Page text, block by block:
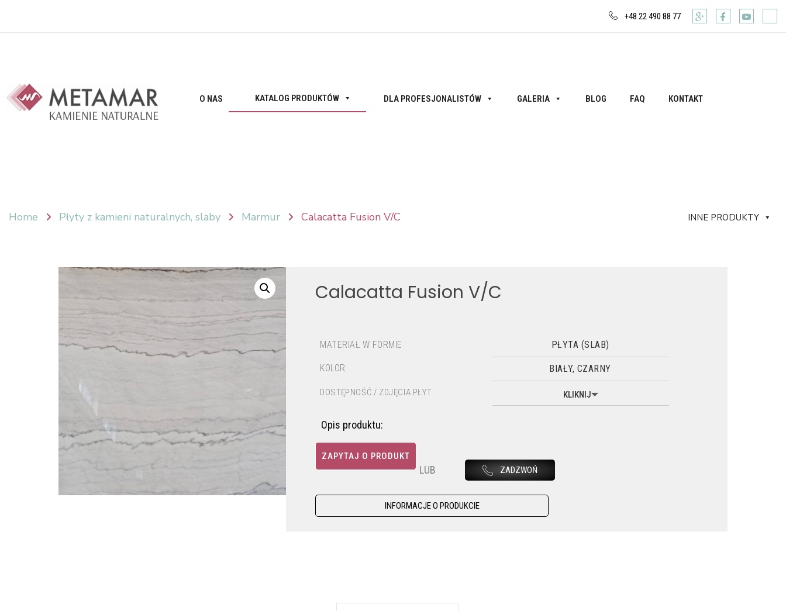
+48 22 490 88 77
O NAS KATALOG PRODUKTÓW DLA PROFESJONALISTÓW GALERIA BLOG FAQ KONTAKT
Home Płyty z kamieni naturalnych, slaby Marmur Calacatta Fusion V/C INNE PRODUKTY
Calacatta Fusion V/C
MATERIAŁ W FORMIE PŁYTA (SLAB)
KOLOR BIAŁY, CZARNY
DOSTĘPNOŚĆ / ZDJĘCIA PŁYT KLIKNIJ
Opis produktu:
ZAPYTAJ O PRODUKT
LUB ZADZWOŃ
INFORMACJE O PRODUKCIE